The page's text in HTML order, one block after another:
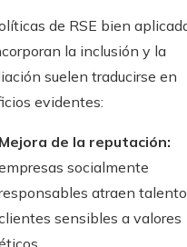
de RSE bien
la inclusión y la
suelen traducirse en
evidentes:
Mejora de la reputación:
socialmente
atraen
sensibles a valores